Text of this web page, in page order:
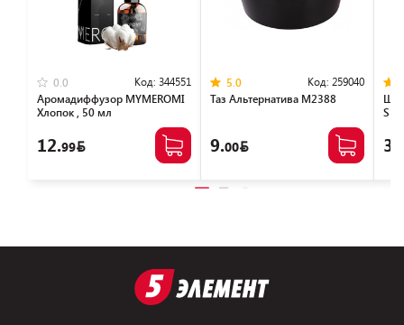
0.0 Код: 344551
Аромадиффузор MYMEROMI
Хлопок , 50 мл
12.99
5.0 Код: 259040
Таз Альтернатива М2388
9.00